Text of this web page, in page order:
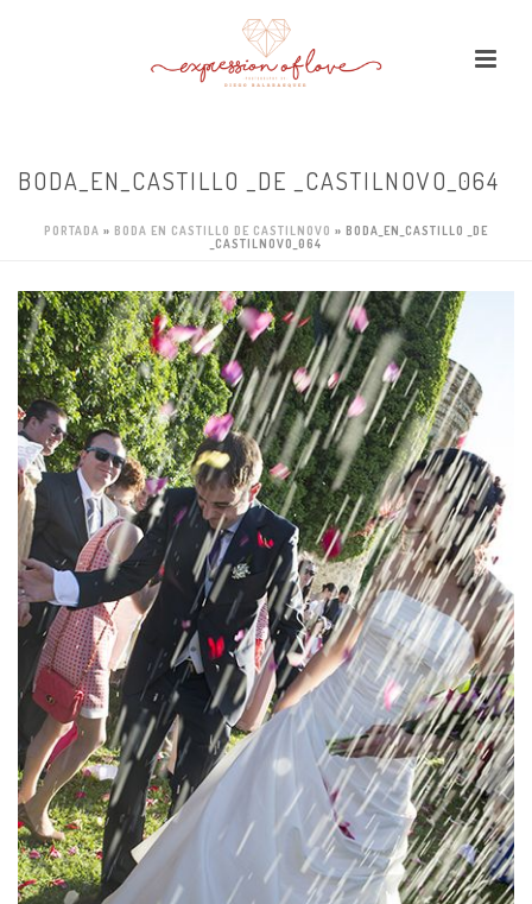
BODA_EN_CASTILLO _DE _CASTILNOVO_064
PORTADA » BODA EN CASTILLO DE CASTILNOVO » BODA_EN_CASTILLO _DE
_CASTILNOVO_064